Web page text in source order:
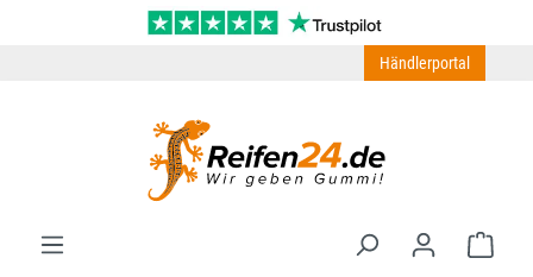
Zum Hauptinhalt springen
Händlerportal